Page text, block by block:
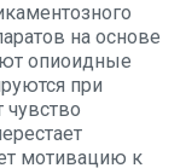
на основе
опиоидные
при
мотивацию к